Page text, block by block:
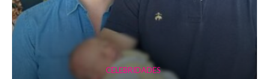
CELEBRIDADES